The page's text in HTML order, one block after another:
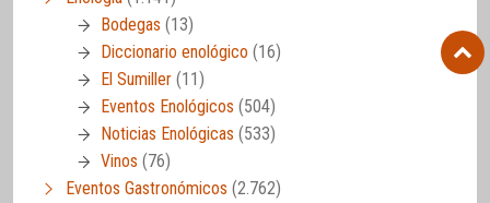
Bodegas (13)
Diccionario enológico (16)
El Sumiller (11)
Eventos Enológicos (504)
Noticias Enológicas (533)
Vinos (76)
Eventos Gastronómicos (2.762)